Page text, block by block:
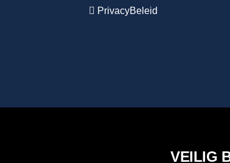
PrivacyBeleid
VEILIG